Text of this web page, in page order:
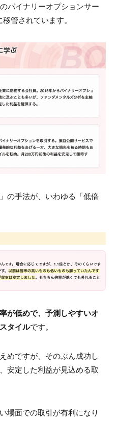
バイナリーオプションサー
管されています。
の手法が、いわゆる「低倍
が低めで、予測しやすいオ
タイルです。
めですが、そのぶん成功し
安定した利益が見込める取
場面での取引が有利になり